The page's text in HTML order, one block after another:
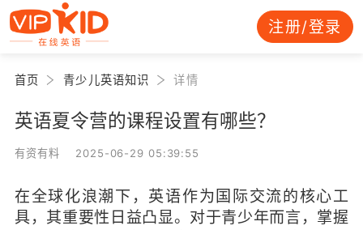
注册/登录
首页 青少儿英语知识 详情
英语夏令营的课程设置有哪些？
有资有料 2025-06-29 05:39:55
在全球化浪潮下，英语作为国际交流的核心工
具，其重要性日益凸显。对于青少年而言，掌握